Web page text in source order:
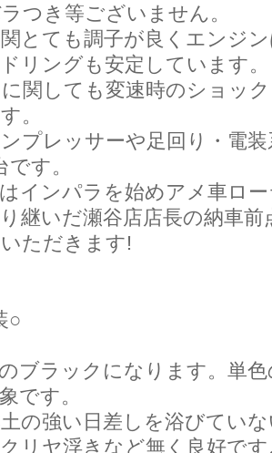
つき等ございません。
とても調子が良くエンジ
リングも安定しています。
関しても変速時のショッ
。
プレッサーや足回り・電
です。
インパラを始めアメ車ロ
継いだ瀬谷店店長の納車
ただきます!
○
ブラックになります。単
です。
の強い日差しを浴びてい
リヤ浮きなど無く良好です